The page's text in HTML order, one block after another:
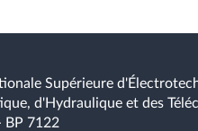
Supérieure
d'Hydraulique et des
BP 7122